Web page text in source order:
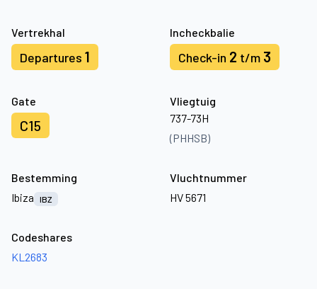
Vertrekhal
Departures 1
Incheckbalie
Check-in 2 t/m 3
Gate
C15
Vliegtuig
737-73H
(PHHSB)
Bestemming
Ibiza
IBZ
Vluchtnummer
HV 5671
Codeshares
KL2683